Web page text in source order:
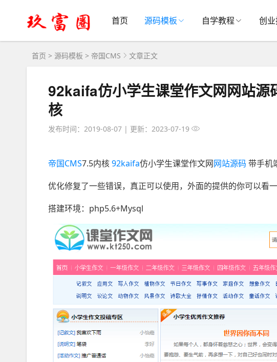
首页 源码模板 自学教程 创
首页 > 源码模板 > 帝国CMS 文章正文
92kaifa仿小学生课堂作文网网站源
核
发布时间：2019-08-07 | 更新：2023-07-19
帝国CMS7.5内核92kaifa仿小学生课堂作文网网站源码 带手机
优化修复了一些错误，真正可以使用，外面的提供的你可以看
搭建环境：php5.6+Mysql